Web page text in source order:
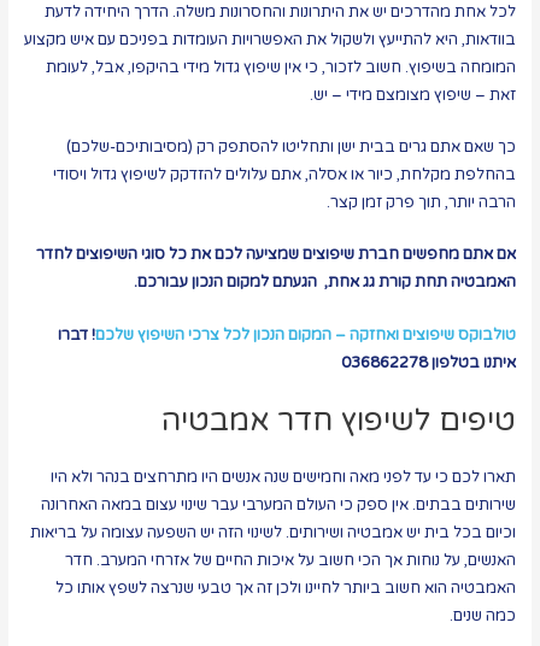
לכל אחת מהדרכים יש את היתרונות והחסרונות משלה. הדרך היחידה לדעת
בוודאות, היא להתייעץ ולשקול את האפשרויות העומדות בפניכם עם איש מקצוע
המומחה בשיפוץ. חשוב לזכור, כי אין שיפוץ גדול מידי בהיקפו, אבל, לעומת
זאת – שיפוץ מצומצם מידי – יש.
כך שאם אתם גרים בבית ישן ותחליטו להסתפק רק (מסיבותיכם-שלכם)
בהחלפת מקלחת, כיור או אסלה, אתם עלולים להזדקק לשיפוץ גדול ויסודי
הרבה יותר, תוך פרק זמן קצר.
אם אתם מחפשים חברת שיפוצים שמציעה לכם את כל סוגי השיפוצים לחדר
האמבטיה תחת קורת גג אחת, הגעתם למקום הנכון עבורכם.
טולבוקס שיפוצים ואחזקה – המקום הנכון לכל צרכי השיפוץ שלכם!דברו
איתנו בטלפון 036862278
טיפים לשיפוץ חדר אמבטיה
תארו לכם כי עד לפני מאה וחמישים שנה אנשים היו מתרחצים בנהר ולא היו
שירותים בבתים. אין ספק כי העולם המערבי עבר שינוי עצום במאה האחרונה
וכיום בכל בית יש אמבטיה ושירותים. לשינוי הזה יש השפעה עצומה על בריאות
האנשים, על נוחות אך הכי חשוב על איכות החיים של אזרחי המערב. חדר
האמבטיה הוא חשוב ביותר לחיינו ולכן זה אך טבעי שנרצה לשפץ אותו כל
כמה שנים.